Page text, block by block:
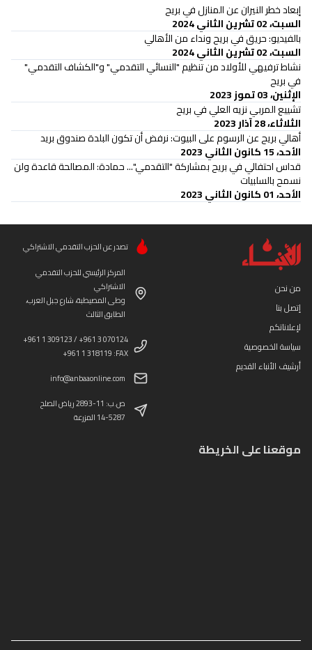
إبعاد خطر النيران عن المنازل في بريح
السبت، 02 تشرين الثاني 2024
بالفيديو: حريق في بريح ونداء من الأهالي
السبت، 02 تشرين الثاني 2024
نشاط ترفيهي للأولاد من تنظيم "النسائي التقدمي" و"الكشاف التقدمي"
في بريح
الإثنين، 03 تموز 2023
تشييع المربي نزيه العلي في بريح
الثلاثاء، 28 آذار 2023
أهالي بريح عن الرسوم على البيوت: نرفض أن تكون البلدة صندوق بريد
الأحد، 15 كانون الثاني 2023
قداس احتفالي في بريح بمشاركة "التقدمي"... حمادة: المصالحة قاعدة ولن
نسمح بالسلبيات
الأحد، 01 كانون الثاني 2023
من نحن
إتصل بنا
لإعلاناتكم
سياسة الخصوصية
أرشيف الأنباء القديم
تصدر عن الحزب التقدمي الاشتراكي
المركز الرئيسي للحزب التقدمي
الاشتراكي
وطى المصيطبة، شارع جبل العرب،
الطابق الثالث
+961 1 309123 / +961 3 070124
+961 1 318119 :FAX
info@anbaaonline.com
ص.ب: 11-2893 رياض الصلح
14-5287 المزرعة
موقعنا على الخريطة